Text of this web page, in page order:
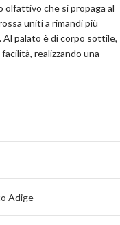
che si propaga al
uniti a rimandi più
Al palato è di corpo sottile,
realizzando una
Adige